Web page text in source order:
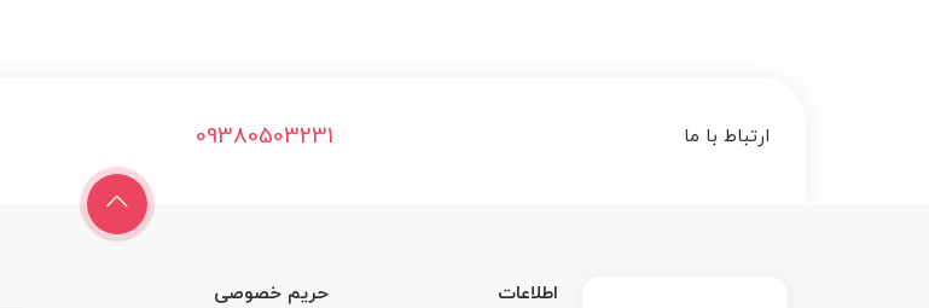
ارتباط با ما 09380503231
اطلاعات حریم خصوصی